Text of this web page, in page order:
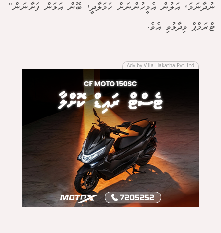
ނުދާނަމަ، އަލުން އެމީހުންނަށް ހަމަލާދީ، ބޮން އަޅަން ފަށާނަން"
ޓްރަމްޕް ވިދާޅުވި އެވެ.
Adv by Villa Hakatha Pvt. Ltd